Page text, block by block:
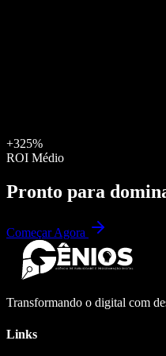
+325%
ROI Médio
Pronto para
Começar Agora
Transformando o digital com
Links